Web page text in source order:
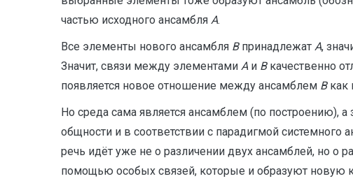
частью исходного ансамбля A.
Все элементы нового ансамбля Bпринадлежат A,
Значит, связи между элементами Аи Bкачественно
появляется новое отношение между ансамблем B как
Но среда сама является ансамблем (по построению),
общности и в соответствии с парадигмой
речь идёт уже не о различении двух ансамблей, но о
помощью особых связей, которые и образуют новую